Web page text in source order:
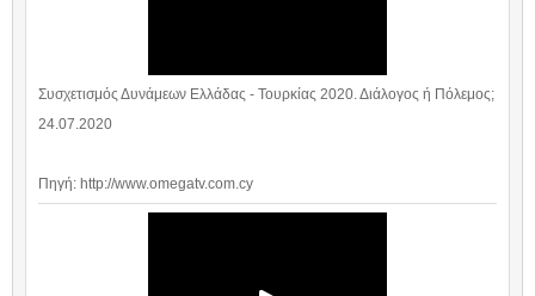
Συσχετισμός Δυνάμεων Ελλάδας - Τουρκίας 2020. Διάλογος ή Πόλεμος;
24.07.2020
Πηγή: http://www.omegatv.com.cy